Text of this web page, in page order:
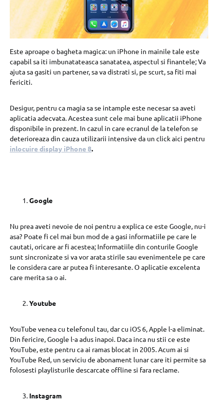
Este aproape o bagheta magica: un iPhone in mainile tale este
capabil sa iti imbunatateasca sanatatea, aspectul si finantele; Va
ajuta sa gasiti un partener, sa va distrati si, pe scurt, sa fiti mai
fericiti.
Desigur, pentru ca magia sa se intample este necesar sa aveti
aplicatia adecvata. Acestea sunt cele mai bune aplicatii iPhone
disponibile in prezent. In cazul in care ecranul de la telefon se
deterioreaza din cauza utilizarii intensive da un click aici pentru
inlocuire display iPhone 8.
Google
Nu prea aveti nevoie de noi pentru a explica ce este Google, nu-i
asa? Poate fi cel mai bun mod de a gasi informatiile pe care le
cautati, oricare ar fi acestea; Informatiile din conturile Google
sunt sincronizate si va vor arata stirile sau evenimentele pe care
le considera care ar putea fi interesante. O aplicatie excelenta
care merita sa o ai.
Youtube
YouTube venea cu telefonul tau, dar cu iOS 6, Apple l-a eliminat.
Din fericire, Google l-a adus inapoi. Daca inca nu stii ce este
YouTube, este pentru ca ai ramas blocat in 2005. Acum ai si
YouTube Red, un serviciu de abonament lunar care iti permite sa
folosesti playlisturile descarcate offline si fara reclame.
Instagram